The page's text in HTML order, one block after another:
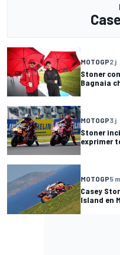
MOTOGP2 j
Stoner
Bagnaia
MOTOGP3 j
Stoner
exprimer
MOTOGP5 m
Casey
Island en